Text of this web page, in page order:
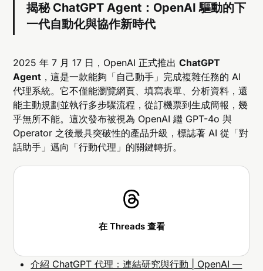
揭秘 ChatGPT Agent：OpenAI 驅動的下
一代自動化與協作新時代
2025 年 7 月 17 日，OpenAI 正式推出ChatGPT
Agent ，這是一款能夠「自己動手」完成複雜任務的 AI
代理系統。它不僅能瀏覽網頁、填寫表單、分析資料，還
能主動規劃並執行多步驟流程，從訂機票到生成簡報，幾
乎無所不能。這次發布被視為 OpenAI 繼 GPT-4o 與
Operator 之後最具突破性的產品升級，標誌著 AI 從「對
話助手」邁向「行動代理」的關鍵轉折。
在 Threads 查看
介紹 ChatGPT 代理：連結研究與行動 | OpenAI —